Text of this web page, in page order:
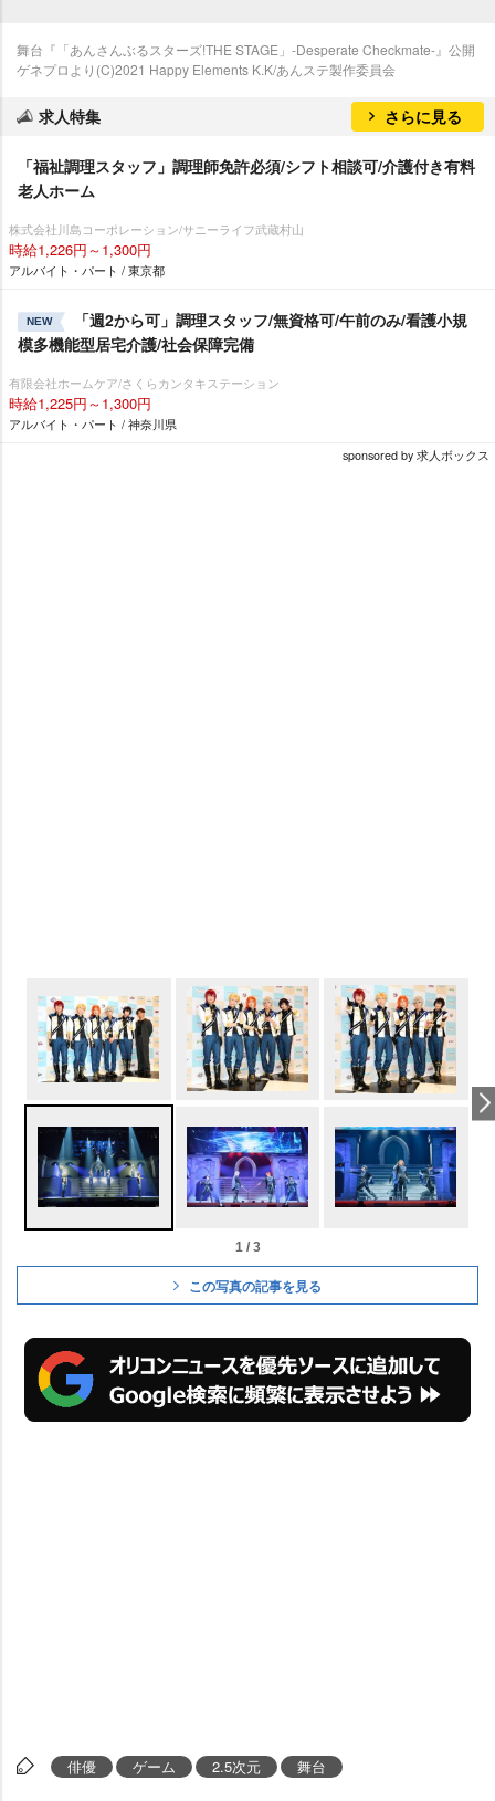
舞台『「あんさんぶるスターズ!THE STAGE」-Desperate Checkmate-』公開
ゲネプロより(C)2021 Happy Elements K.K/あんステ製作委員会
求人特集 さらに見る
「福祉調理スタッフ」調理師免許必須/シフト相談可/介護付き有料
老人ホーム
株式会社川島コーポレーション/サニーライフ武蔵村山
時給1,226円～1,300円
アルバイト・パート / 東京都
NEW
「週2から可」調理スタッフ/無資格可/午前のみ/看護小規
模多機能型居宅介護/社会保障完備
有限会社ホームケア/さくらカンタキステーション
時給1,225円～1,300円
アルバイト・パート / 神奈川県
sponsored by 求人ボックス
1 / 3
この写真の記事を見る
俳優 ゲーム 2.5次元 舞台